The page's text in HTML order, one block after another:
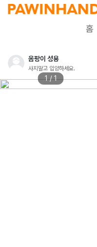
홈
옴팡이 성용
사지말고 입양하세요.
1 / 1